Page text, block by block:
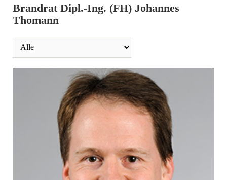
Brandrat Dipl.-Ing. (FH) Johannes
Thomann